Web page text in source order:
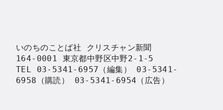
いのちのことば社 クリスチャン新聞
164-0001 東京都中野区中野2-1-5
TEL 03-5341-6957（編集） 03-5341-
6958（購読） 03-5341-6954（広告）